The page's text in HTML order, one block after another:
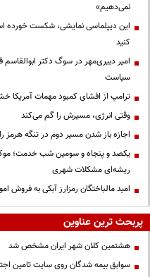
نمی‌دهیم»
این دیپلماسی نمایشی، شکست خورده
کنید
امیر دبیری‌مهر در سوگ دکتر
سیاست
ترامپ از افشای کمبود مهمات آمریکا
وقتی انرژی، مسیرش را گم می‌کند
اجازه باز شدن مسیر دوم در تنگه هرمز
یکصد و پنجاه و سومین شب خدمت؛
ریشه‌ای مشکلات شهری
امید مالباختگان رمزارز آبکی به فروش
پربحث ترین عناوین
هشتمین کلان شهر ایران مشخص شد
سوابق بیمه شدگان روی سایت تامین